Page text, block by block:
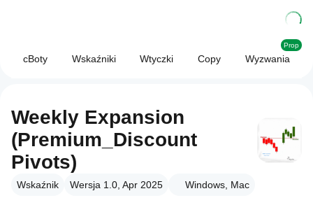
cBoty Wskaźniki Wtyczki Copy Wyzwania
Prop
Weekly Expansion
(Premium_Discount
Pivots)
Wskaźnik Wersja 1.0, Apr 2025 Windows, Mac